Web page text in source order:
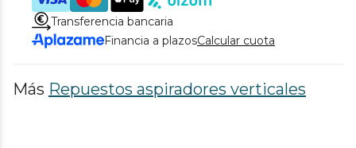
Transferencia bancaria
Financia a plazosCalcular cuota
Más Repuestos aspiradores verticales